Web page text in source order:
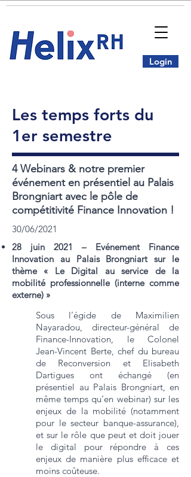
Login
Les temps forts du
1er semestre
4 Webinars & notre premier
événement en présentiel au Palais
Brongniart avec le pôle de
compétitivité Finance Innovation !
30/06/2021
28 juin 2021 – Evénement Finance
Innovation au Palais Brongniart sur le
thème « Le Digital au service de la
mobilité professionnelle (interne comme
externe) »
Sous l’égide de Maximilien
Nayaradou, directeur-général de
Finance-Innovation, le Colonel
Jean-Vincent Berte, chef du bureau
de Reconversion et Elisabeth
Dartigues ont échangé (en
présentiel au Palais Brongniart, en
même temps qu’en webinar) sur les
enjeux de la mobilité (notamment
pour le secteur banque-assurance),
et sur le rôle que peut et doit jouer
le digital pour répondre à ces
enjeux de manière plus efficace et
moins coûteuse.